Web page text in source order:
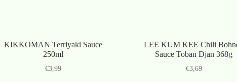
KIKKOMAN Terriyaki Sauce
250ml
€3,99
LEE KUM KEE Chili
Sauce Toban Djan 368g
€3,69